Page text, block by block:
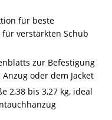
für beste
verstärkten Schub
zur Befestigung
oder dem Jacket
2,38 bis 3,27 kg, ideal